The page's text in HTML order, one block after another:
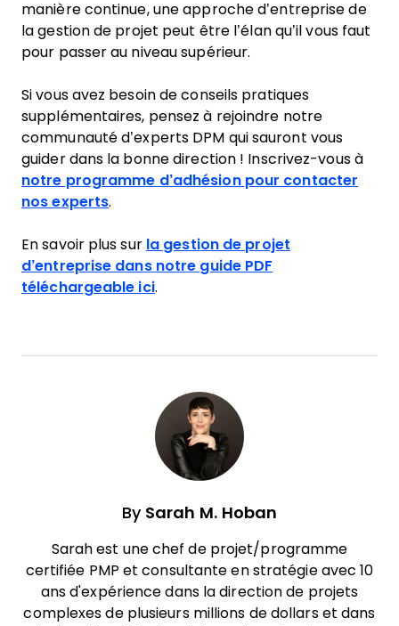
manière continue, une approche d’entreprise de
la gestion de projet peut être l’élan qu’il vous faut
pour passer au niveau supérieur.
Si vous avez besoin de conseils pratiques
supplémentaires, pensez à rejoindre notre
communauté d’experts DPM qui sauront vous
guider dans la bonne direction ! Inscrivez-vous à
notre programme d’adhésion pour contacter
nos experts.
En savoir plus sur la gestion de projet
d’entreprise dans notre guide PDF
téléchargeable ici.
By Sarah M. Hoban
Sarah est une chef de projet/programme
certifiée PMP et consultante en stratégie avec 10
ans d'expérience dans la direction de projets
complexes de plusieurs millions de dollars et dans